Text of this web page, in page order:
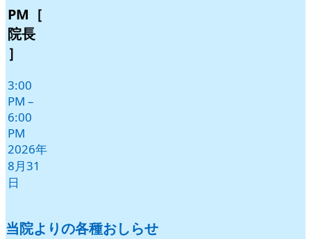
PM［
院長
］
3:00
PM –
6:00
PM
2026年
8月31
日
当院よりの各種おしらせ